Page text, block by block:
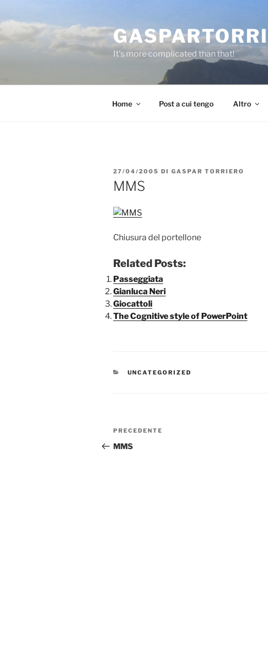
contenuto
It's more complicated than that!
Home Post a cui tengo Altro
PUBBLICATO
IL
27/04/2005 DI GASPAR TORRIERO
MMS
Chiusura del portellone
Related Posts:
Passeggiata
Gianluca Neri
Giocattoli
The Cognitive style of PowerPoint
CATEGORIE
UNCATEGORIZED
Navigazione
articoli
Articolo
precedente:
PRECEDENTE
MMS